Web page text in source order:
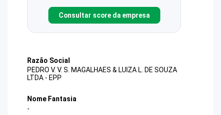
Consultar score da empresa
Razão Social
PEDRO V. V. S. MAGALHAES & LUIZA L. DE SOUZA
LTDA - EPP
Nome Fantasia
-